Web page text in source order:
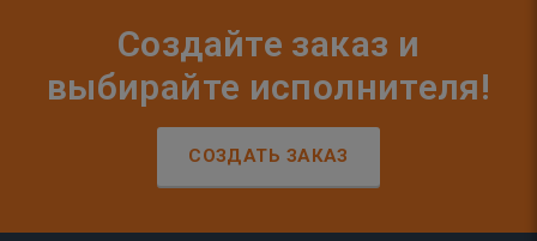
Создайте заказ и
выбирайте исполнителя!
СОЗДАТЬ ЗАКАЗ